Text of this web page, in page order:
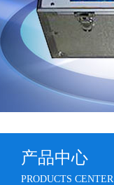
产品中心
PRODUCTS CENTER